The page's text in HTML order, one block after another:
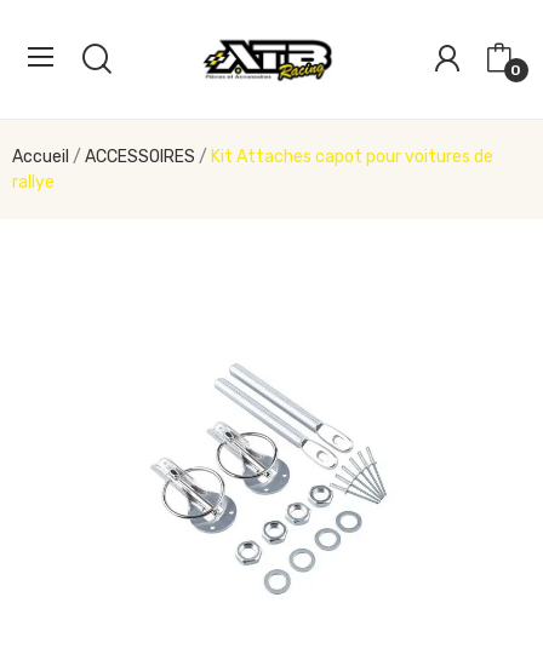
0
Accueil ACCESSOIRES
Kit Attaches capot pour voitures de
rallye